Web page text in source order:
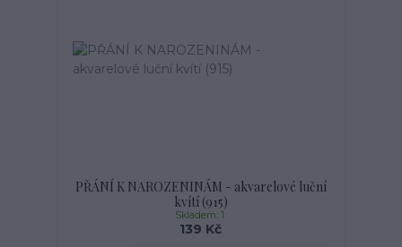
PŘÁNÍ K NAROZENINÁM - akvarelové luční
kvítí (915)
139 Kč
Skladem: 1